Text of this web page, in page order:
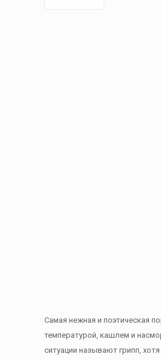
Самая нежная и поэтическая
температурой, кашлем и
ситуации называют грипп,